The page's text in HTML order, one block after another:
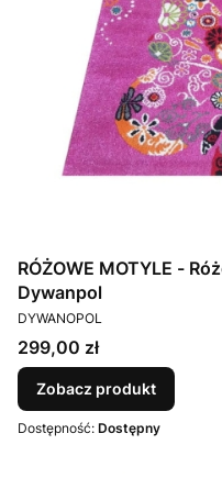
RÓŻOWE MOTYLE -
Dywanpol
PRODUCENT
DYWANOPOL
Cena
299,00 zł
Zobacz produkt
Dostępność: Dostępny